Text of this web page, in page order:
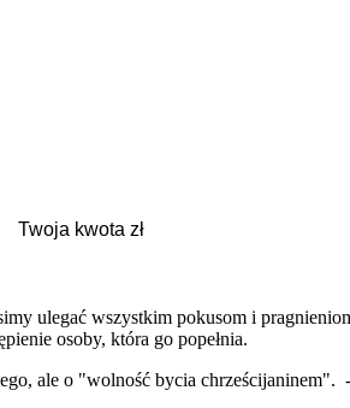
ulegać wszystkim pokusom i
osoby, która go popełnia.
ale o "wolność bycia chrześcijaninem".